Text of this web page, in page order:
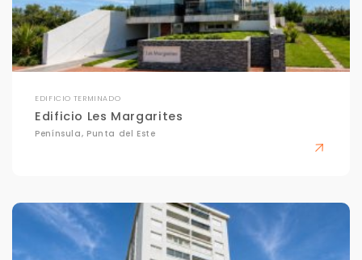
EDIFICIO TERMINADO
Edificio Les Margarites
Península, Punta del Este